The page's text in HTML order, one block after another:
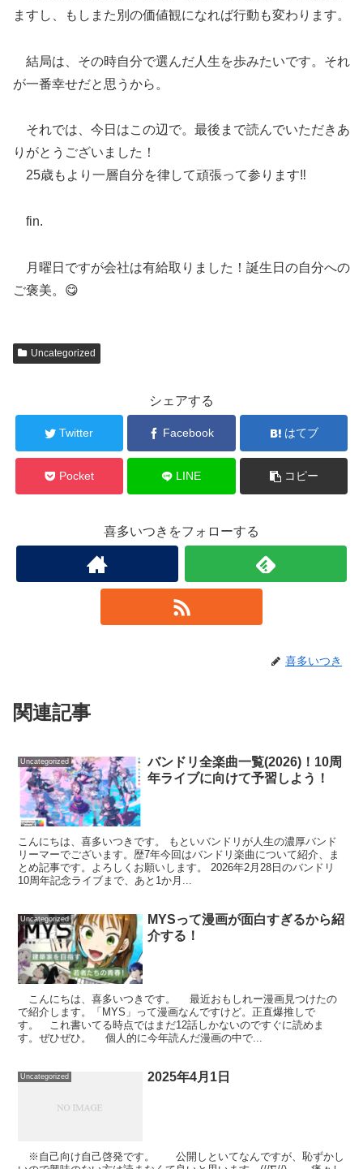
ますし、もしまた別の価値観になれば行動も変わります。
結局は、その時自分で選んだ人生を歩みたいです。それ
が一番幸せだと思うから。
それでは、今日はこの辺で。最後まで読んでいただきあ
りがとうございました！
25歳もより一層自分を律して頑張って参ります‼️
fin.
月曜日ですが会社は有給取りました！誕生日の自分への
ご褒美。😋
Uncategorized
シェアする
Twitter Facebook はてブ
Pocket LINE コピー
喜多いつきをフォローする
喜多いつき
関連記事
Uncategorized
バンドリ全楽曲一覧(2026)！10周
年ライブに向けて予習しよう！
こんにちは、喜多いつきです。 もといバンドリが人生の濃厚バンド
リーマーでございます。歴7年今回はバンドリ楽曲について紹介、ま
とめ記事です。よろしくお願いします。 2026年2月28日のバンドリ
10周年記念ライブまで、あと1か月...
Uncategorized
MYSって漫画が面白すぎるから紹
介する！
こんにちは、喜多いつきです。 最近おもしれー漫画見つけたの
で紹介します。「MYS」って漫画なんですけど。正直爆推しで
す。 これ書いてる時点ではまだ12話しかないのですぐに読めま
す。ぜひぜひ。 個人的に今年読んだ漫画の中で...
Uncategorized 2025年4月1日
※自己向け自己啓発です。 公開しといてなんですが、恥ずかし